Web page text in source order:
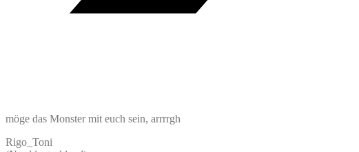
möge das Monster mit euch sein, arrrrgh
Rigo_Toni